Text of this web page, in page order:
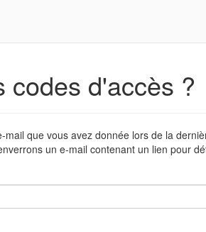
codes d'accès ?
que vous avez donnée lors de la
un e-mail contenant un lien pour